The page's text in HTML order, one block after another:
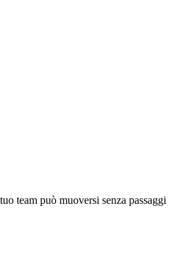
team può muoversi senza passaggi